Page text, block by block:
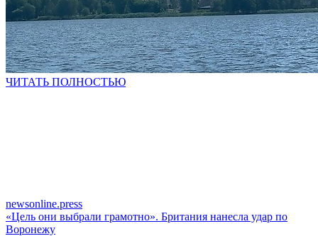
ЧИТАТЬ ПОЛНОСТЬЮ
newsonline.press
«Цель они выбрали грамотно». Британия нанесла удар по
Воронежу